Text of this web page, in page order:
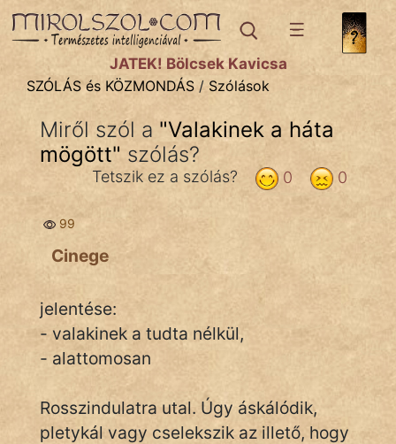
SZÓLÁS ÉS KÖZMONDÁStémák:
Bibliai
Közmondások
Szállóigék
Szóláscsoportok
Szólások
Tréfás
JÁTÉK! Bölcsek Kavicsa
SZÓLÁS és KÖZMONDÁS / Szólások
Miről szól a "Valakinek a háta
mögött" szólás?
0
0
Tetszik ez a szólás?
99
Cinege
jelentése:
- valakinek a tudta nélkül,
- alattomosan
Rosszindulatra utal. Úgy áskálódik,
pletykál vagy cselekszik az illető, hogy